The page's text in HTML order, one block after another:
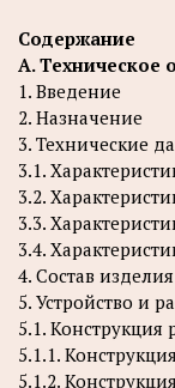
Содержание
А. Техническое
1. Введение
2. Назначение
3. Технические
3.1.
3.2.
3.3.
3.4.
4. Состав изделия
5. Устройство и
5.1. Конструкция
5.1.1.
5.1.2.